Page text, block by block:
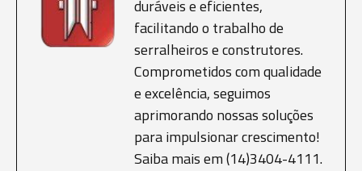
duráveis e eficientes,
facilitando o trabalho de
serralheiros e construtores.
Comprometidos com qualidade
e excelência, seguimos
aprimorando nossas soluções
para impulsionar crescimento!
Saiba mais em (14)3404-4111.